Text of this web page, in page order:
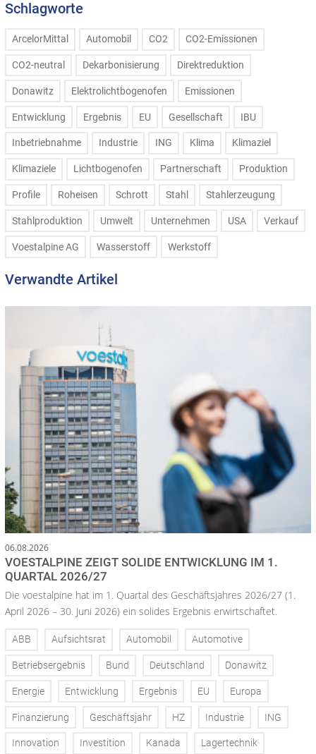
Schlagworte
ArcelorMittal Automobil CO2 CO2-Emissionen
CO2-neutral Dekarbonisierung Direktreduktion
Donawitz Elektrolichtbogenofen Emissionen
Entwicklung Ergebnis EU Gesellschaft IBU
Inbetriebnahme Industrie ING Klima Klimaziel
Klimaziele Lichtbogenofen Partnerschaft Produktion
Profile Roheisen Schrott Stahl Stahlerzeugung
Stahlproduktion Umwelt Unternehmen USA Verkauf
Voestalpine AG Wasserstoff Werkstoff
Verwandte Artikel
06.08.2026
VOESTALPINE ZEIGT SOLIDE ENTWICKLUNG IM 1.
QUARTAL 2026/27
Die voestalpine hat im 1. Quartal des Geschäftsjahres 2026/27 (1.
April 2026 – 30. Juni 2026) ein solides Ergebnis erwirtschaftet.
ABB Aufsichtsrat Automobil Automotive
Betriebsergebnis Bund Deutschland Donawitz
Energie Entwicklung Ergebnis EU Europa
Finanzierung Geschäftsjahr HZ Industrie ING
Innovation Investition Kanada Lagertechnik